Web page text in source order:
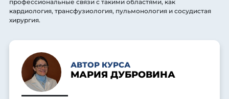
профессиональные связи с такими областями, как
кардиология, трансфузиология, пульмонология и сосудистая
хирургия.
АВТОР КУРСА
МАРИЯ ДУБРОВИНА